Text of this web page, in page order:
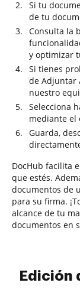
Si tu
de tu
Consulta la
y optimizar
Si tienes
de Adjuntar
nuestro
Selecciona
mediante el
Guarda,
DocHub facilita
que estés.
documentos de
para su firma.
alcance de tu
documentos en
Edición